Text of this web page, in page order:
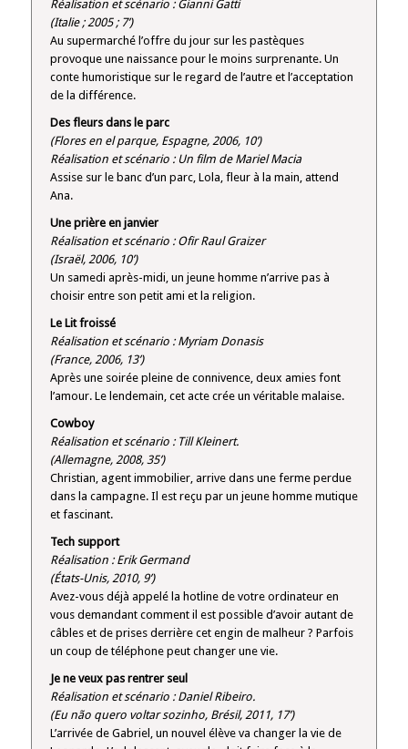
Réalisation et scénario : Gianni Gatti
(Italie ; 2005 ; 7’)
Au supermarché l’offre du jour sur les pastèques
provoque une naissance pour le moins surprenante. Un
conte humoristique sur le regard de l’autre et l’acceptation
de la différence.
Des fleurs dans le parc
(Flores en el parque, Espagne, 2006, 10’)
Réalisation et scénario : Un film de Mariel Macia
Assise sur le banc d’un parc, Lola, fleur à la main, attend
Ana.
Une prière en janvier
Réalisation et scénario : Ofir Raul Graizer
(Israël, 2006, 10’)
Un samedi après-midi, un jeune homme n’arrive pas à
choisir entre son petit ami et la religion.
Le Lit froissé
Réalisation et scénario : Myriam Donasis
(France, 2006, 13’)
Après une soirée pleine de connivence, deux amies font
l’amour. Le lendemain, cet acte crée un véritable malaise.
Cowboy
Réalisation et scénario : Till Kleinert.
(Allemagne, 2008, 35’)
Christian, agent immobilier, arrive dans une ferme perdue
dans la campagne. Il est reçu par un jeune homme mutique
et fascinant.
Tech support
Réalisation : Erik Germand
(États-Unis, 2010, 9’)
Avez-vous déjà appelé la hotline de votre ordinateur en
vous demandant comment il est possible d’avoir autant de
câbles et de prises derrière cet engin de malheur ? Parfois
un coup de téléphone peut changer une vie.
Je ne veux pas rentrer seul
Réalisation et scénario : Daniel Ribeiro.
(Eu não quero voltar sozinho, Brésil, 2011, 17’)
L’arrivée de Gabriel, un nouvel élève va changer la vie de